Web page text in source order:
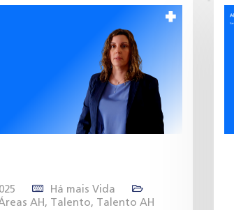
Há mais Vida
AH, Talento, Talento AH